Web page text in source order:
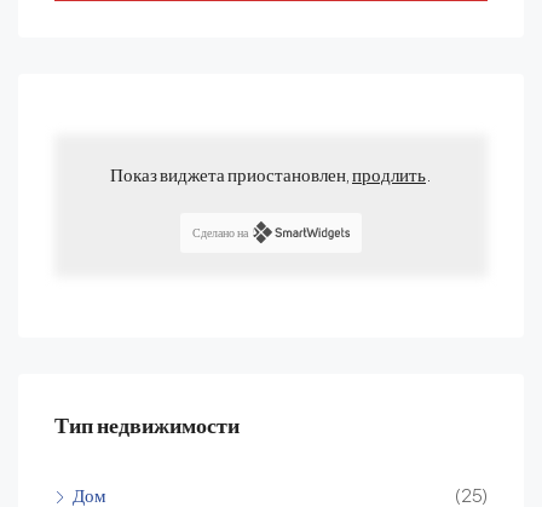
Показ виджета приостановлен, продлить
Сделано на
Тип недвижимости
Дом
(25)